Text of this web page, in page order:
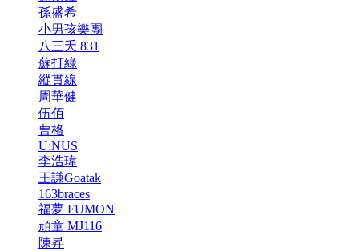
孫盛希
小男孩樂團
八三夭 831
蘇打綠
縱貫線
周華健
伍佰
曹格
U:NUS
李浩瑋
王謙Goatak
163braces
福夢 FUMON
頑童 MJ116
陳昇